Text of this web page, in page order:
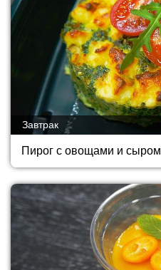
Завтрак
Пирог с овощами и сыром